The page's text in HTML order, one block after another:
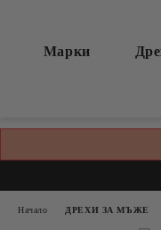
Марки
Начало ДРЕХИ ЗА МЪЖЕ